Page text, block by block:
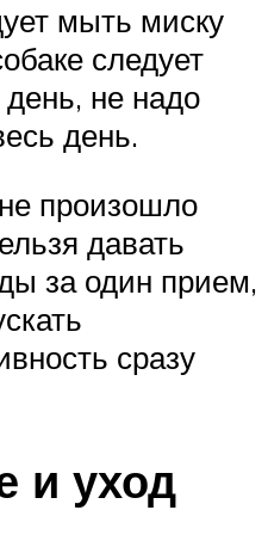
мыть миску
следует
не надо
день.
произошло
давать
за один прием,
сразу
и уход